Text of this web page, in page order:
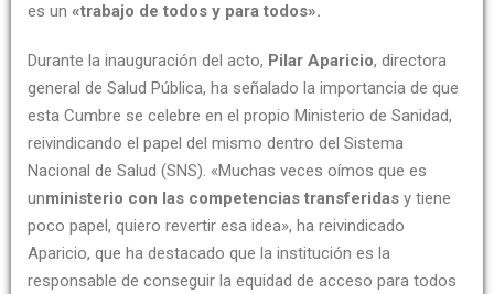
es un «trabajo de todos y para todos».
Durante la inauguración del acto, Pilar Aparicio, directora
general de Salud Pública, ha señalado la importancia de que
esta Cumbre se celebre en el propio Ministerio de Sanidad,
reivindicando el papel del mismo dentro del Sistema
Nacional de Salud (SNS). «Muchas veces oímos que es
unministerio con las competencias transferidas y tiene
poco papel, quiero revertir esa idea», ha reivindicado
Aparicio, que ha destacado que la institución es la
responsable de conseguir la equidad de acceso para todos